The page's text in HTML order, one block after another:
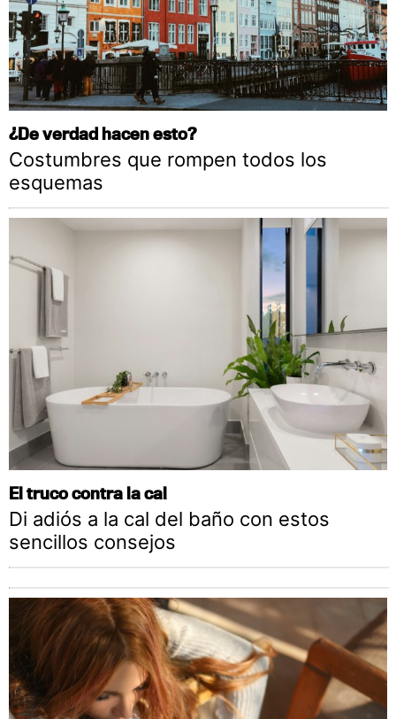
¿De verdad hacen esto?
Costumbres que rompen todos los
esquemas
El truco contra la cal
Di adiós a la cal del baño con estos
sencillos consejos